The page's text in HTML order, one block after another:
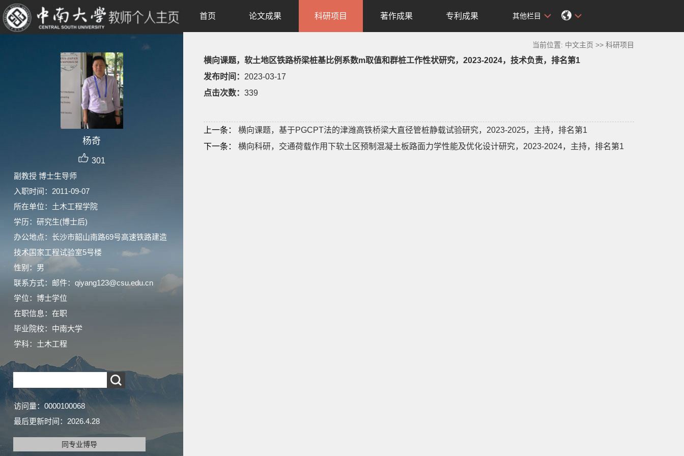
杨奇
301
副教授 博士生导师
入职时间：2011-09-07
所在单位：土木工程学院
学历：研究生(博士后)
办公地点：长沙市韶山南路69号高速铁路建造
技术国家工程试验室5号楼
性别：男
联系方式：邮件：qiyang123@csu.edu.cn
学位：博士学位
在职信息：在职
毕业院校：中南大学
学科：土木工程
访问量： 0000100068
最后更新时间： 2026.4.28
同专业博导
首页 论文成果 科研项目 著作成果 专利成果 其他栏目
当前位置: 中文主页 >>科研项目
横向课题，软土地区铁路桥梁桩基比例系数m取值和群桩工作性状研究，2023-2024，技术负责，排名第1
发布时间： 2023-03-17
点击次数： 339
上一条：
横向课题，基于PGCPT法的津潍高铁桥梁大直径管桩静载试验研究，2023-2025，主持，排名第1
下一条：
横向科研，交通荷载作用下软土区预制混凝土板路面力学性能及优化设计研究，2023-2024，主持，排名第1